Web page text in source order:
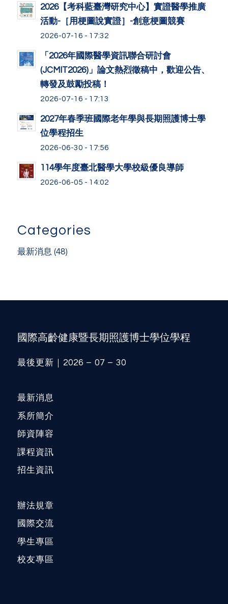
2026【考科藍臺灣研究中心】實證醫學推廣
活動-［用梗圖說實證］-創意梗圖競賽
2026-07-16 - 17:32
「2026年國際醫學資訊聯合研討會
(JCMIT2026)」論文熱烈徵稿中，歡迎公告、
轉發及鼓勵投稿！
2026-07-16 - 17:13
2027年春季班國際老年學與長期照護博士學
位學程招生
2026-06-30 - 17:56
114學年度臺北醫學大學校級優良導師
2026-06-05 - 14:02
Categories
最新消息 (48)
國際高齡健康暨長期照護博士學位學程
最後更新｜2026 – 07 – 30
最新消息
系所簡介
師資陣容
課程資訊
招生資訊
辦法規章
國際交流
學生專區
校友專區